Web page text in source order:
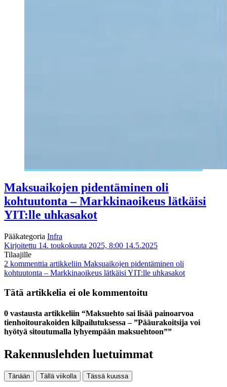
Maksuaikojen pidentäminen oli
kohtuutonta – Markkinaoikeus lätkäisi
YIT:lle uhkasakot
Pääkategoria Infra
Kirjoitettu 14. toukokuuta 2025, 8:00 14.5.2025
Tilaajille
2 kommenttia artikkeliin Maksuaikojen pidentäminen oli
kohtuutonta – Markkinaoikeus lätkäisi YIT:lle uhkasakot
Tätä artikkelia ei ole kommentoitu
0 vastausta artikkeliin “Maksuehto sai lisää painoarvoa
tienhoitourakoiden kilpailutuksessa – ”Pääurakoitsija voi
hyötyä sitoutumalla lyhyempään maksuehtoon””
Rakennuslehden luetuimmat
Tänään Tällä viikolla Tässä kuussa